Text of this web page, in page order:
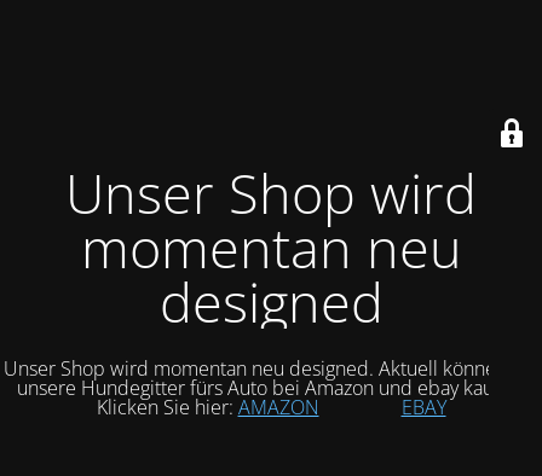
Unser Shop wird
momentan neu
designed
Unser Shop wird momentan neu designed. Aktuell können Sie
unsere Hundegitter fürs Auto bei Amazon und ebay kaufen.
Klicken Sie hier: AMAZON EBAY